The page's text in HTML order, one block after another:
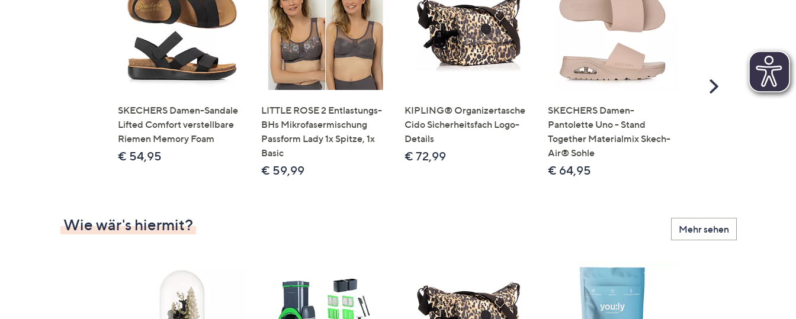
Touch-
Geräten
nach
links
bzw.
rechts,
um
diese
anzuzeigen.
SKECHERS Damen-Sandale
Lifted Comfort verstellbare
Riemen Memory Foam
€ 54,95
LITTLE ROSE 2 Entlastungs-
BHs Mikrofasermischung
Passform Lady 1x Spitze, 1x
Basic
€ 59,99
KIPLING® Organizertasche
Cido Sicherheitsfach Logo-
Details
€ 72,99
SKECHERS Damen-
Pantolette Uno - Stand
Together Materialmix Skech-
Air® Sohle
€ 64,95
Scroll
Wie wär's hiermit? Mehr sehen